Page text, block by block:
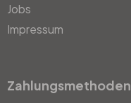
Jobs
Impressum
Zahlungsmethoden